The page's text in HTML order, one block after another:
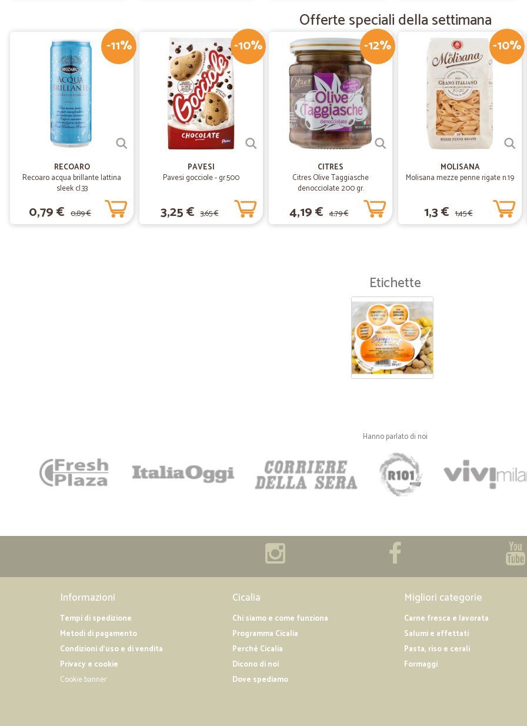
salve sono stefano come
salve sono stefano come primo
ma nulla di grave è stato
Perfetta spedizione e
Perfetta spedizione e prodotti
Offerte speciali della settimana
-11%
RECOARO
Recoaro acqua brillante lattina
sleek cl.33
0,79 € 0,89 €
-10%
PAVESI
Pavesi gocciole - gr.500
3,25 € 3,65 €
-12%
CITRES
Citres Olive Taggiasche
denocciolate 200 gr.
4,19 € 4,79 €
-10%
MOLISANA
Molisana mezze penne rigate n.19
1,3 € 1,45 €
Etichette
Hanno parlato di noi
Informazioni
Tempi di spedizione
Metodi di pagamento
Condizioni d'uso e di vendita
Privacy e cookie
Cookie banner
Cicalia
Chi siamo e come funziona
Programma Cicalia
Perché Cicalia
Dicono di noi
Dove spediamo
Migliori categorie
Carne fresca e lavorata
Salumi e affettati
Pasta, riso e cerali
Formaggi